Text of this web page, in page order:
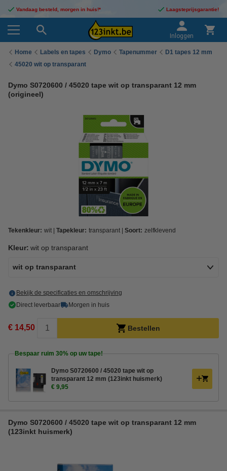
Vandaag besteld, morgen in huis!* Laagsteprijsgarantie!
Inloggen
Home Labels en tapes Dymo Tapenummer
D1 tapes 12 mm
45020 wit op transparant
Dymo S0720600 / 45020 tape wit op transparant 12 mm
(origineel)
Tekenkleur: wit Tapekleur: transparant Soort: zelfklevend
Kleur: wit op transparant
wit op transparant
Bekijk de specificaties en omschrijving
Direct leverbaar
Morgen in huis
€ 14,50 Bestellen
Bespaar ruim 30% op uw tape!
Dymo S0720600 / 45020 tape wit op
transparant 12 mm (123inkt huismerk)
€ 9,95
Dymo S0720600 / 45020 tape wit op transparant 12 mm
(123inkt huismerk)